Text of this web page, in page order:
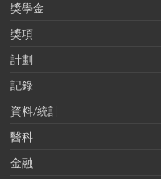
獎學金
獎項
計劃
記錄
資料/統計
醫科
金融